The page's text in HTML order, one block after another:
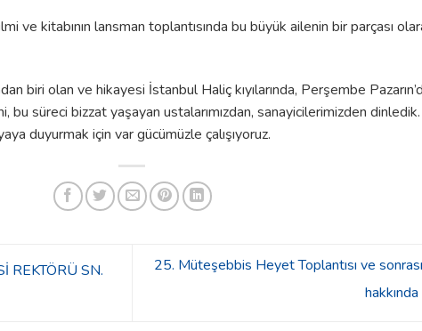
ve kitabının lansman toplantısında bu büyük ailenin bir parçası
biri olan ve hikayesi İstanbul Haliç kıyılarında, Perşembe
bu süreci bizzat yaşayan ustalarımızdan, sanayicilerimizden
duyurmak için var gücümüzle çalışıyoruz.
REKTÖRÜ SN.
25. Müteşebbis Heyet Toplantısı ve